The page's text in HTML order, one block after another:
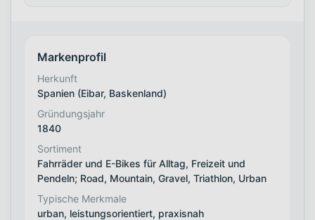
Markenprofil
Herkunft
Spanien (Eibar, Baskenland)
Gründungsjahr
1840
Sortiment
Fahrräder und E-Bikes für Alltag, Freizeit und
Pendeln; Road, Mountain, Gravel, Triathlon, Urban
Typische Merkmale
urban, leistungsorientiert, praxisnah